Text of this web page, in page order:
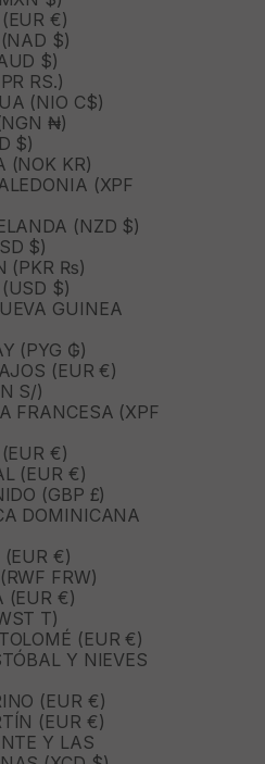
€)
$)
$)
RS.)
(NIO C$)
₦)
$)
(NOK KR)
(XPF
(NZD $)
$)
(PKR ₨)
$)
GUINEA
(PYG ₲)
(EUR €)
S/)
FRANCESA (XPF
€)
(EUR €)
(GBP £)
DOMINICANA
(EUR €)
FRW)
(EUR €)
T)
(EUR €)
Y NIEVES
(EUR €)
(EUR €)
Y LAS